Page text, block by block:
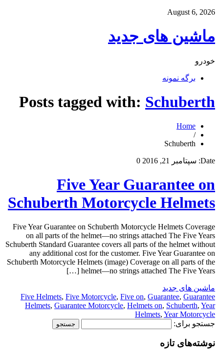
August 6, 2026
ماشین های جدید
خودرو
برگه نمونه
Posts tagged with: Schuberth
Home
/
Schuberth
Date: سپتامبر 21, 2016 0
Five Year Guarantee on
Schuberth Motorcycle Helmets
Five Year Guarantee on Schuberth Motorcycle Helmets Coverage
on all parts of the helmet—no strings attached The Five Years
Schuberth Standard Guarantee covers all parts of the helmet without
any additional cost for the customer. Five Year Guarantee on
Schuberth Motorcycle Helmets (image) Coverage on all parts of the
helmet—no strings attached The Five Years […]
ماشین های جدید
Five Helmets, Five Motorcycle, Five on, Guarantee, Guarantee
Helmets, Guarantee Motorcycle, Helmets on, Schuberth, Year
Helmets, Year Motorcycle
جستجو برای:
نوشته‌های تازه